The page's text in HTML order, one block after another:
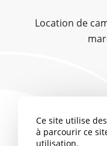
Location de
Ce site utilise
à parcourir ce
utilisation.